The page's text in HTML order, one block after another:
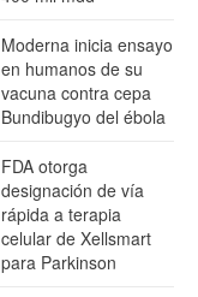
Moderna inicia ensayo
en humanos de su
vacuna contra cepa
Bundibugyo del ébola
FDA otorga
designación de vía
rápida a terapia
celular de Xellsmart
para Parkinson